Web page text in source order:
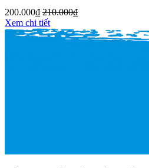
200.000₫ 210.000₫
Xem chi tiết